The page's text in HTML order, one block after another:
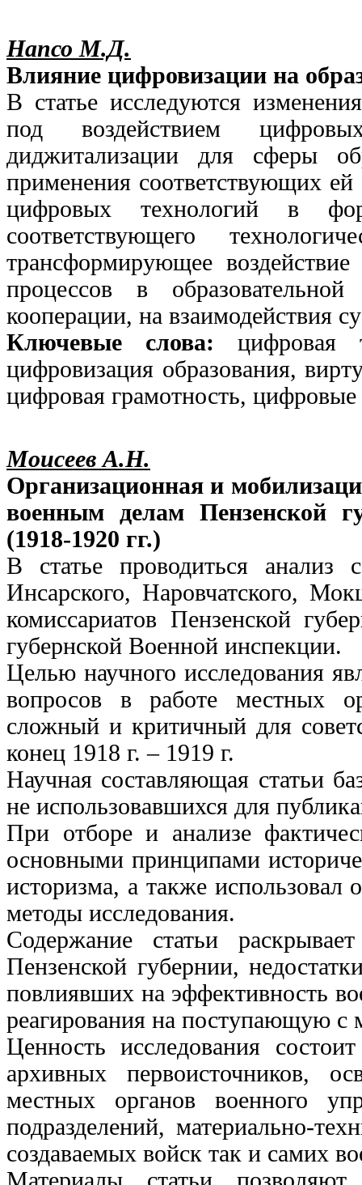
Напсо М.Д.
Влияние цифровизации на
В статье исследуются
под воздействием
диджитализации для сферы
применения соответствующих
цифровых технологий в
соответствующего
трансформирующее
процессов в
кооперации, на взаимодействия
Ключевые слова: цифровая
цифровизация образования,
цифровая грамотность,
Моисеев А.Н.
Организационная и
военным делам Пензенской
(1918-1920 гг.)
В статье проводиться анализ
Инсарского, Наровчатского,
комиссариатов Пензенской
губернской Военной инспекции.
Целью научного исследования
вопросов в работе местных
сложный и критичный для
конец 1918 г. ‒ 1919 г.
Научная составляющая статьи
не использовавшихся для
При отборе и анализе
основными принципами
историзма, а также использовал
методы исследования.
Содержание статьи
Пензенской губернии,
повлиявших на эффективность
реагирования на поступающую
Ценность исследования
архивных первоисточников,
местных органов военного
подразделений, материально-
создаваемых войск так и самих